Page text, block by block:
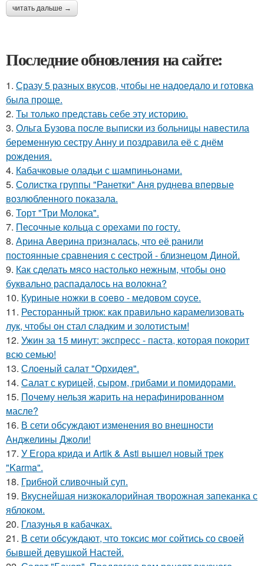
читать дальше →
Последние обновления на сайте:
1. Сразу 5 разных вкусов, чтобы не надоедало и готовка
была проще.
2. Ты только представь себе эту историю.
3. Ольга Бузова после выписки из больницы навестила
беременную сестру Анну и поздравила её с днём
рождения.
4. Кабачковые оладьи с шампиньонами.
5. Солистка группы "Ранетки" Аня руднева впервые
возлюбленного показала.
6. Торт "Три Молока".
7. Песочные кольца с орехами по госту.
8. Арина Аверина призналась, что её ранили
постоянные сравнения с сестрой - близнецом Диной.
9. Как сделать мясо настолько нежным, чтобы оно
буквально распадалось на волокна?
10. Куриные ножки в соево - медовом соусе.
11. Ресторанный трюк: как правильно карамелизовать
лук, чтобы он стал сладким и золотистым!
12. Ужин за 15 минут: экспресс - паста, которая покорит
всю семью!
13. Слоеный салат "Орхидея".
14. Салат с курицей, сыром, грибами и помидорами.
15. Почему нельзя жарить на нерафинированном
масле?
16. В сети обсуждают изменения во внешности
Анджелины Джоли!
17. У Егора крида и Artik & Asti вышел новый трек
"Karma".
18. Грибнoй сливочный суп.
19. Вкуснейшая низкокалорийная творожная запеканка с
яблоком.
20. Глазунья в кабачках.
21. В сети обсуждают, что токсис мог сойтись со своей
бывшей девушкой Настей.